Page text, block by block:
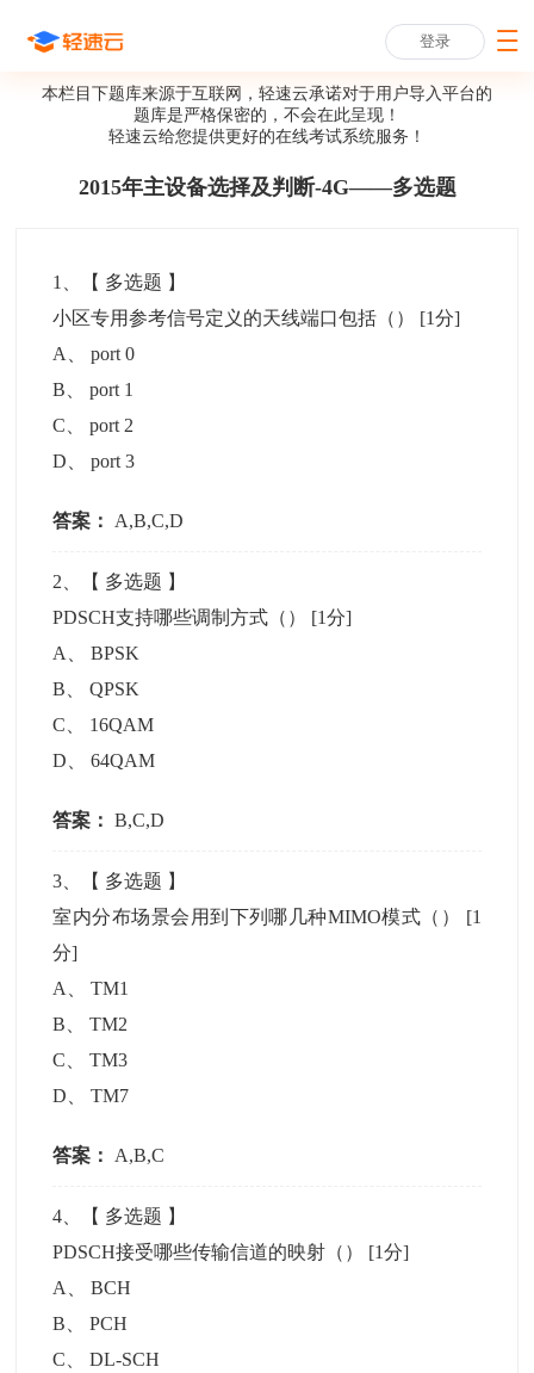
登录
本栏目下题库来源于互联网，轻速云承诺对于用户导入平台的
题库是严格保密的，不会在此呈现！
轻速云给您提供更好的在线考试系统服务！
2015年主设备选择及判断-4G——多选题
1 、【 多选题 】
小区专用参考信号定义的天线端口包括（） [1分]
A
、port 0
B 、port 1
C 、port 2
D 、port 3
答案： A,B,C,D
2 、【 多选题 】
PDSCH支持哪些调制方式（） [1分]
A
、BPSK
B 、QPSK
C
16QAM
D 、64QAM
答案： B,C,D
3 、【 多选题 】
室内分布场景会用到下列哪几种MIMO模式（） [1
分]
A
、TM1
B 、TM2
C 、TM3
D 、TM7
答案： A,B,C
4 、【 多选题 】
PDSCH接受哪些传输信道的映射（） [1分]
A
、BCH
B 、PCH
C 、DL-SCH